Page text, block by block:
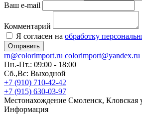
Ваш e-mail
Комментарий
Я согласен на обработку
Отправить
rn@colorimport.ru colorimport@yandex.ru
Пн.-Пт.: 09:00 - 18:00
Сб.,Вс: Выходной
+7 (910) 710-42-42
+7 (915) 630-03-97
Местонахождение Смоленск, Кловская
Информация